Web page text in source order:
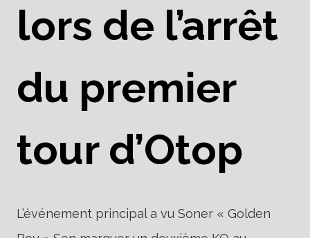
lors de l’arrêt
du premier
tour d’Otop
L’événement principal a vu Soner « Golden